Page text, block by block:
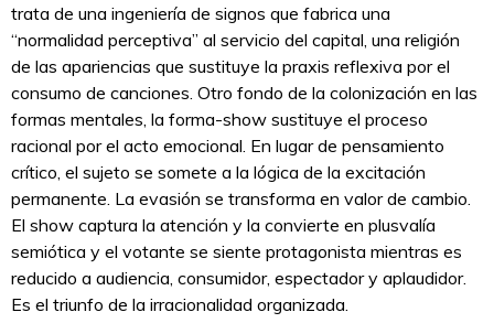
trata de una ingeniería de signos que fabrica una
“normalidad perceptiva” al servicio del capital, una religión
de las apariencias que sustituye la praxis reflexiva por el
consumo de canciones. Otro fondo de la colonización en las
formas mentales, la forma-show sustituye el proceso
racional por el acto emocional. En lugar de pensamiento
crítico, el sujeto se somete a la lógica de la excitación
permanente. La evasión se transforma en valor de cambio.
El show captura la atención y la convierte en plusvalía
semiótica y el votante se siente protagonista mientras es
reducido a audiencia, consumidor, espectador y aplaudidor.
Es el triunfo de la irracionalidad organizada.